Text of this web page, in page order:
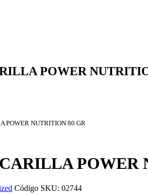
POWER
POWER NUTRITION 80 GR
POWER
Código SKU: 02744